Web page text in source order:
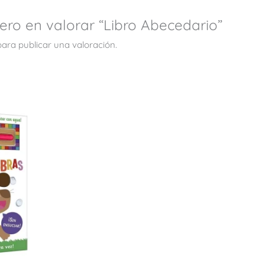
en valorar “Libro Abecedario”
publicar una valoración.